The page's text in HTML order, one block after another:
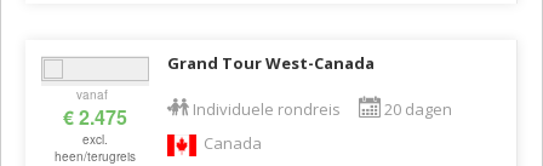
vanaf
€ 2.475
excl.
heen/terugreis
Grand Tour West-Canada
Individuele rondreis
20 dagen
Canada